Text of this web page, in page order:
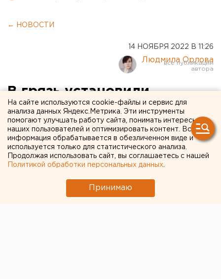
← НОВОСТИ
14 НОЯБРЯ 2022 В 11:26
Людмила Орлова
В грязь установили
новогоднюю иллюминацию
за 600 тысяч рублей в
Челябинске
На сайте используются cookie-файлы и сервис для
анализа данных Яндекс.Метрика. Эти инструменты
помогают улучшать работу сайта, понимать интересы
наших пользователей и оптимизировать контент. Вся
информация обрабатывается в обезличенном виде и
используется только для статистического анализа.
Продолжая использовать сайт, вы соглашаетесь с нашей
Политикой обработки персональных данных
Принимаю